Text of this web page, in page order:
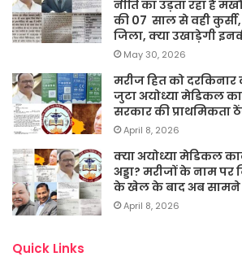
नीति का उड़ता रहा है
की 07 साल से वही
जिला, क्या उखाड़ेगी
May 30, 2026
मरीज हित को
जुटा अयोध्या मेडिकल
सरकार की प्राथमिकता
April 8, 2026
क्या अयोध्या मेडिकल
अड्डा? मरीजों के नाम
के खेल के बाद अब
April 8, 2026
Quick Links